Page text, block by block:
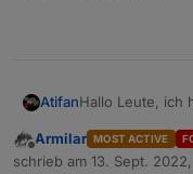
AtifanHallo Leute, ich
gemacht:nach der
Tasmota
Jetzt komme ich
Offline
Armilar MOST ACTIVE
schrieb am 13. Sept.
zuletzt editiert von Armilar